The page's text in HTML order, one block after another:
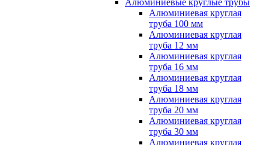
Алюминиевые круглые трубы
Алюминиевая круглая
труба 100 мм
Алюминиевая круглая
труба 12 мм
Алюминиевая круглая
труба 16 мм
Алюминиевая круглая
труба 18 мм
Алюминиевая круглая
труба 20 мм
Алюминиевая круглая
труба 30 мм
Алюминиевая круглая